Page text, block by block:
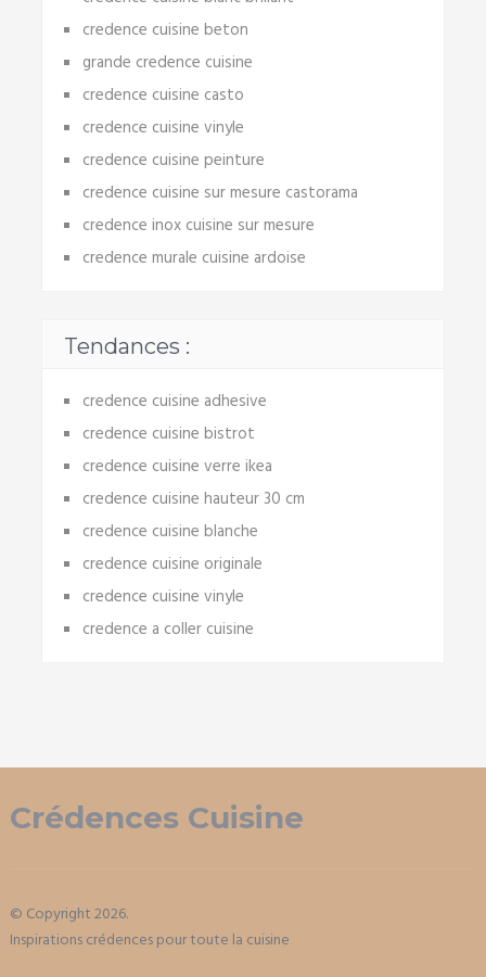
credence cuisine beton
grande credence cuisine
credence cuisine casto
credence cuisine vinyle
credence cuisine peinture
credence cuisine sur mesure castorama
credence inox cuisine sur mesure
credence murale cuisine ardoise
Tendances :
credence cuisine adhesive
credence cuisine bistrot
credence cuisine verre ikea
credence cuisine hauteur 30 cm
credence cuisine blanche
credence cuisine originale
credence cuisine vinyle
credence a coller cuisine
Crédences Cuisine
© Copyright 2026.
Inspirations crédences pour toute la cuisine